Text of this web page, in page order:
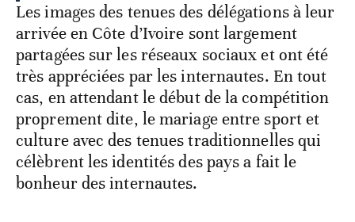
Les images des tenues des délégations à leur
arrivée en Côte d’Ivoire sont largement
partagées sur les réseaux sociaux et ont été
très appréciées par les internautes. En tout
cas, en attendant le début de la compétition
proprement dite, le mariage entre sport et
culture avec des tenues traditionnelles qui
célèbrent les identités des pays a fait le
bonheur des internautes.